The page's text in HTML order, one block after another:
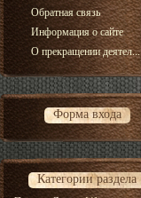
Обратная связь
Информация о сайте
О прекращении деятел...
Форма входа
Категории раздела